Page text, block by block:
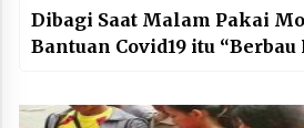
Dibagi Saat Malam Pakai
Bantuan Covid19 itu